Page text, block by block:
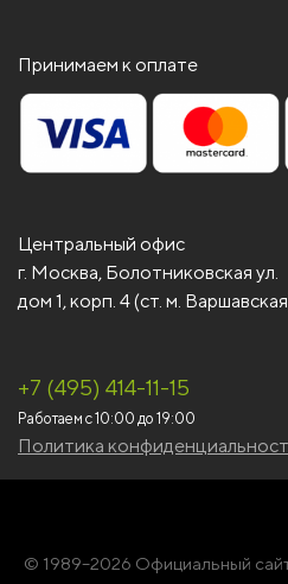
Принимаем к оплате
Центральный офис
г. Москва, Болотниковская ул.
дом 1, корп. 4 (ст. м.
+7 (495) 414-11-15
Работаем с 10:00 до 19:00
Политика
© 1989–2026 Официальный